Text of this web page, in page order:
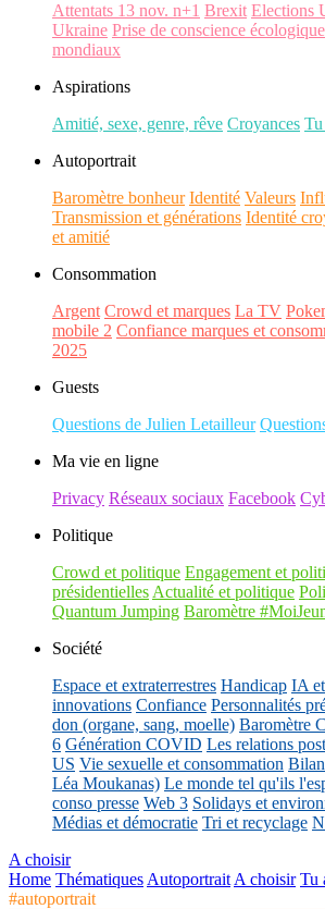
Attentats 13 nov. n+1 Brexit Elections
Ukraine Prise de conscience écologique
mondiaux
Aspirations
Amitié, sexe, genre, rêve Croyances Tu
Autoportrait
Baromètre bonheur Identité Valeurs
Transmission et générations Identité
et amitié
Consommation
Argent Crowd et marques La TV
mobile 2 Confiance marques et
2025
Guests
Questions de Julien Letailleur
Ma vie en ligne
Privacy Réseaux sociaux Facebook
Politique
Crowd et politique Engagement et
présidentielles Actualité et politique
Quantum Jumping Baromètre
Société
Espace et extraterrestres Handicap IA
innovations Confiance Personnalités
don (organe, sang, moelle) Baromètre
6 Génération COVID Les relations
US Vie sexuelle et consommation
Léa Moukanas) Le monde tel qu'ils
conso presse Web 3 Solidays et
Médias et démocratie Tri et recyclage
A choisir
Home Thématiques Autoportrait A choisir Tu
#autoportrait